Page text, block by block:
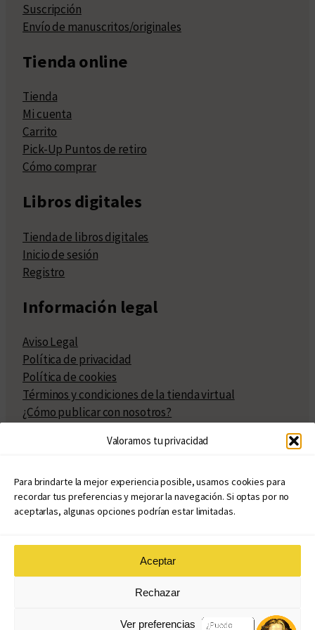
Valoramos tu privacidad
Para brindarte la mejor experiencia posible, usamos cookies para
recordar tus preferencias y mejorar la navegación. Si optas por no
aceptarlas, algunas opciones podrían estar limitadas.
Aceptar
Rechazar
Ver preferencias
Suscripción
Envío de manuscritos/originales
Tienda online
Tienda
Mi cuenta
Carrito
Pick-Up Puntos de retiro
Cómo comprar
Libros digitales
Tienda de libros digitales
Inicio de sesión
Registro
Información legal
Aviso Legal
Política de privacidad
Política de cookies
Términos y condiciones de la tienda virtual
¿Cómo publicar con nosotros?
Políticas de publicación
Políticas de coedición
Atribuciones